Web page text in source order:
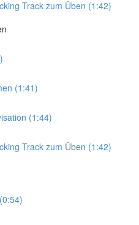
Track zum Üben (1:42)
(1:41)
(1:44)
Track zum Üben (1:42)